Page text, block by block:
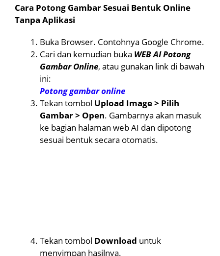
Cara Potong Gambar Sesuai Bentuk Online
Tanpa Aplikasi
Buka Browser. Contohnya Google Chrome.
Cari dan kemudian buka WEB AI Potong
Gambar Online, atau gunakan link di bawah
ini:
Potong gambar online
Tekan tombol Upload Image > Pilih
Gambar > Open. Gambarnya akan masuk
ke bagian halaman web AI dan dipotong
sesuai bentuk secara otomatis.
Tekan tombol Download untuk
menyimpan hasilnya.